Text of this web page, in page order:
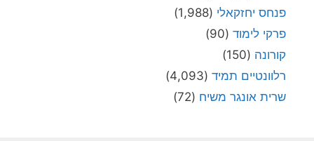
פנחס יחזקאלי (1,988)
פרקי לימוד (90)
קורונה (150)
רלוונטיים תמיד (4,093)
שרית אונגר משיח (72)